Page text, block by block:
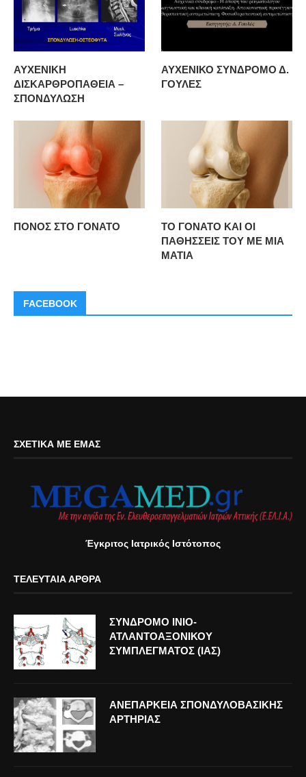
ΑΥΧΕΝΙΚΗ
ΔΙΣΚΑΡΘΡΟΠΑΘΕΙΑ –
ΣΠΟΝΔΥΛΩΣΗ
ΑΥΧΕΝΙΚΟ ΣΥΝΔΡΟΜΟ Δ.
ΓΟΥΛΕΣ
ΠΟΝΟΣ ΣΤΟ ΓΟΝΑΤΟ
ΤΟ ΓΟΝΑΤΟ ΚΑΙ ΟΙ
ΠΑΘΗΣΣΕΙΣ ΤΟΥ ΜΕ ΜΙΑ
ΜΑΤΙΑ
FACEBOOK
ΣΧΕΤΙΚΆ ΜΕ ΕΜΆΣ
Έγκριτος Ιατρικός Ιστότοπος
ΤΕΛΕΥΤΑΊΑ ΆΡΘΡΑ
ΣΥΝΔΡΟΜΟ ΙΝΙΟ-
ΑΤΛΑΝΤΟΑΞΟΝΙΚΟΥ
ΣΥΜΠΛΕΓΜΑΤΟΣ (ΙΑΣ)
ΑΝΕΠΑΡΚΕΙΑ ΣΠΟΝΔΥΛΟΒΑΣΙΚΗΣ
ΑΡΤΗΡΙΑΣ